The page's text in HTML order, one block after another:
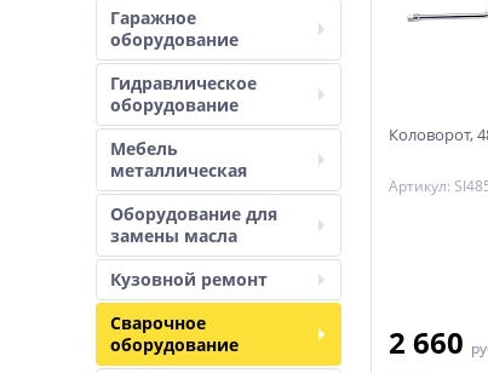
Гаражное
оборудование
Гидравлическое
оборудование
Мебель
металлическая
Оборудование для
замены масла
Кузовной ремонт
Сварочное
оборудование
Коловорот,
Артикул:
2 660